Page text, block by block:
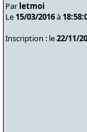
Par letmoi
Le 15/03/2016à
Inscription : le22/11/